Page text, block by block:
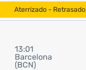
Aterrizado - Retrasado
13:01
Barcelona
(BCN)